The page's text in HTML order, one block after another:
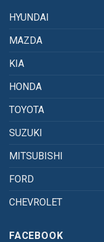
HYUNDAI
MAZDA
KIA
HONDA
TOYOTA
SUZUKI
MITSUBISHI
FORD
CHEVROLET
FACEBOOK